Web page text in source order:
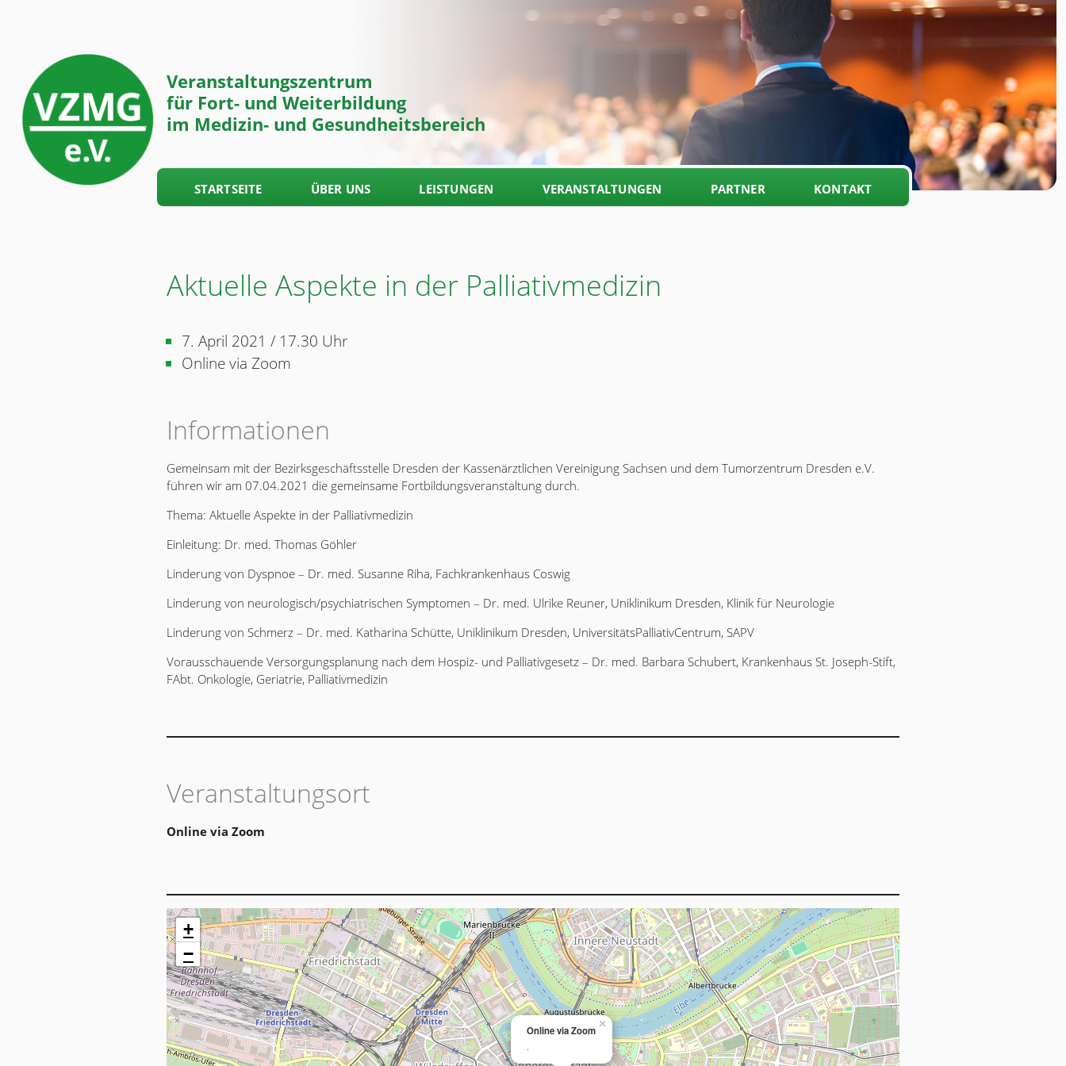
Veranstaltungszentrum
für Fort- und Weiterbildung
im Medizin- und Gesundheitsbereich
STARTSEITE ÜBER UNS LEISTUNGEN VERANSTALTUNGEN PARTNER KONTAKT
Aktuelle Aspekte in der Palliativmedizin
7. April 2021 / 17.30 Uhr
Online via Zoom
Informationen
Gemeinsam mit der Bezirksgeschäftsstelle Dresden der Kassenärztlichen Vereinigung Sachsen und dem Tumorzentrum Dresden e.V.
führen wir am 07.04.2021 die gemeinsame Fortbildungsveranstaltung durch.
Thema: Aktuelle Aspekte in der Palliativmedizin
Einleitung: Dr. med. Thomas Göhler
Linderung von Dyspnoe – Dr. med. Susanne Riha, Fachkrankenhaus Coswig
Linderung von neurologisch/psychiatrischen Symptomen – Dr. med. Ulrike Reuner, Uniklinikum Dresden, Klinik für Neurologie
Linderung von Schmerz – Dr. med. Katharina Schütte, Uniklinikum Dresden, UniversitätsPalliativCentrum, SAPV
Vorausschauende Versorgungsplanung nach dem Hospiz- und Palliativgesetz – Dr. med. Barbara Schubert, Krankenhaus St. Joseph-Stift,
FAbt. Onkologie, Geriatrie, Palliativmedizin
Veranstaltungsort
Online via Zoom
Online via Zoom
·
×
+
−